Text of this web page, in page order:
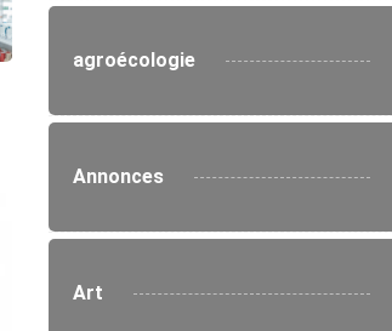
agroécologie
Annonces
Art